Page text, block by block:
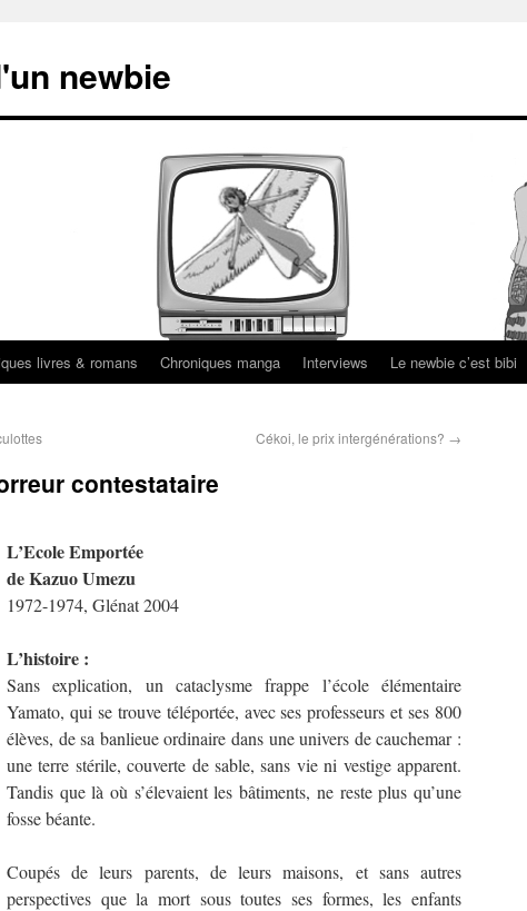
newbie
livres & romans Chroniques manga Interviews Le newbie c’est bibi
Cékoi, le prix intergénérations? →
contestataire
L’Ecole Emportée
de Kazuo Umezu
1972-1974, Glénat 2004
L’histoire :
Sans explication, un cataclysme frappe l’école élémentaire
Yamato, qui se trouve téléportée, avec ses professeurs et ses 800
élèves, de sa banlieue ordinaire dans une univers de cauchemar :
une terre stérile, couverte de sable, sans vie ni vestige apparent.
Tandis que là où s’élevaient les bâtiments, ne reste plus qu’une
fosse béante.
Coupés de leurs parents, de leurs maisons, et sans autres
perspectives que la mort sous toutes ses formes, les enfants